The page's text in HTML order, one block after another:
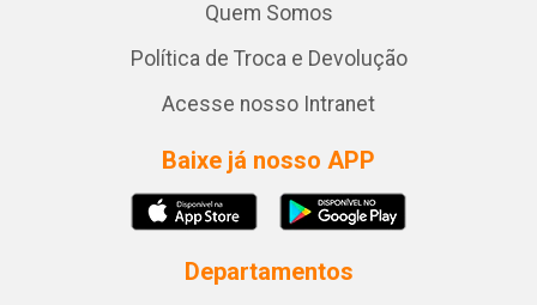
Quem Somos
Política de Troca e Devolução
Acesse nosso Intranet
Baixe já nosso APP
Departamentos